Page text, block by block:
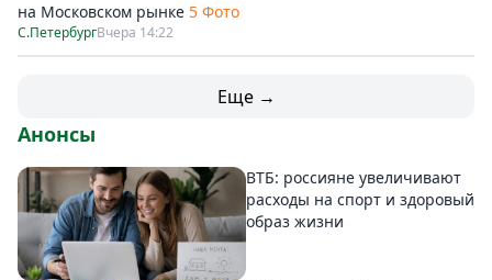
на Московском рынке 5 Фото
С.ПетербургВчера 14:22
Еще →
Анонсы
ВТБ: россияне увеличивают
расходы на спорт и здоровый
образ жизни